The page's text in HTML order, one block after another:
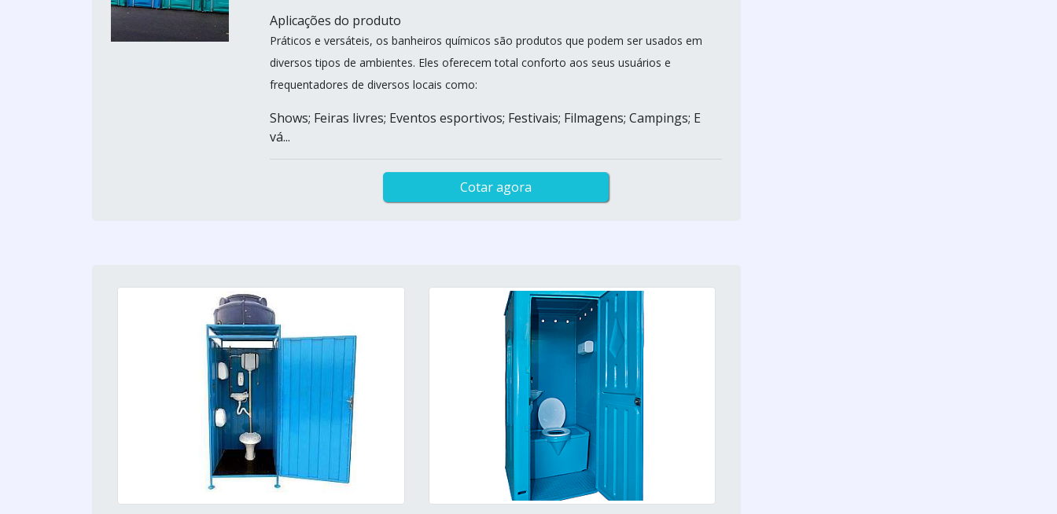
Aplicações do produto
Práticos e versáteis, os banheiros químicos são produtos que podem ser usados em
diversos tipos de ambientes. Eles oferecem total conforto aos seus usuários e
frequentadores de diversos locais como:
Shows; Feiras livres; Eventos esportivos; Festivais; Filmagens; Campings; E
vá...
Cotar agora